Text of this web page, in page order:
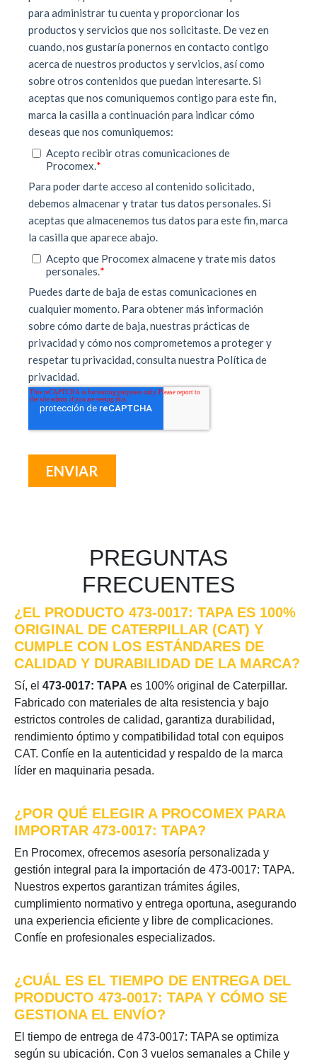
PREGUNTAS
FRECUENTES
¿EL PRODUCTO 473-0017: TAPA ES 100%
ORIGINAL DE CATERPILLAR (CAT) Y
CUMPLE CON LOS ESTÁNDARES DE
CALIDAD Y DURABILIDAD DE LA MARCA?
Sí, el 473-0017: TAPA es 100% original de Caterpillar.
Fabricado con materiales de alta resistencia y bajo
estrictos controles de calidad, garantiza durabilidad,
rendimiento óptimo y compatibilidad total con equipos
CAT. Confíe en la autenticidad y respaldo de la marca
líder en maquinaria pesada.
¿POR QUÉ ELEGIR A PROCOMEX PARA
IMPORTAR 473-0017: TAPA?
En Procomex, ofrecemos asesoría personalizada y
gestión integral para la importación de 473-0017: TAPA.
Nuestros expertos garantizan trámites ágiles,
cumplimiento normativo y entrega oportuna, asegurando
una experiencia eficiente y libre de complicaciones.
Confíe en profesionales especializados.
¿CUÁL ES EL TIEMPO DE ENTREGA DEL
PRODUCTO 473-0017: TAPA Y CÓMO SE
GESTIONA EL ENVÍO?
El tiempo de entrega de 473-0017: TAPA se optimiza
según su ubicación. Con 3 vuelos semanales a Chile y